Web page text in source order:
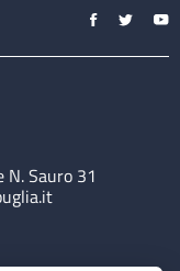
Sauro 31